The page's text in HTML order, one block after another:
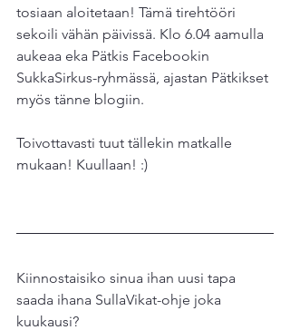
tosiaan aloitetaan! Tämä tirehtööri
sekoili vähän päivissä. Klo 6.04 aamulla
aukeaa eka Pätkis Facebookin
SukkaSirkus-ryhmässä, ajastan Pätkikset
myös tänne blogiin.
Toivottavasti tuut tällekin matkalle
mukaan! Kuullaan! :)
Kiinnostaisiko sinua ihan uusi tapa
saada ihana SullaVikat-ohje joka
kuukausi?